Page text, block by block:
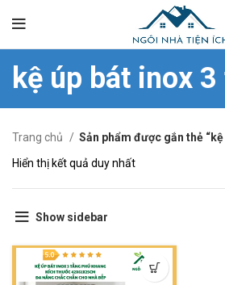
kệ úp bát inox 3
Trang chủ
Sản phẩm được gắn thẻ
Hiển thị kết quả duy nhất
Show sidebar